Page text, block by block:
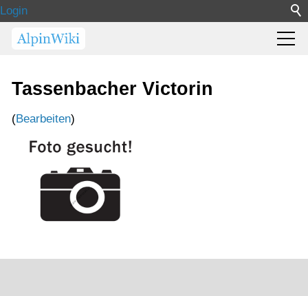
Login
Tassenbacher Victorin
(Bearbeiten)